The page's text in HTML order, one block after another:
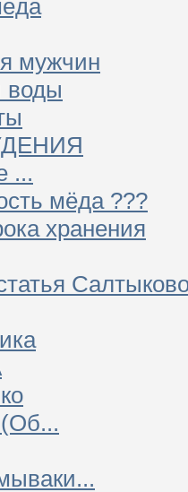
мужчин
воды
...
мёда ???
хранения